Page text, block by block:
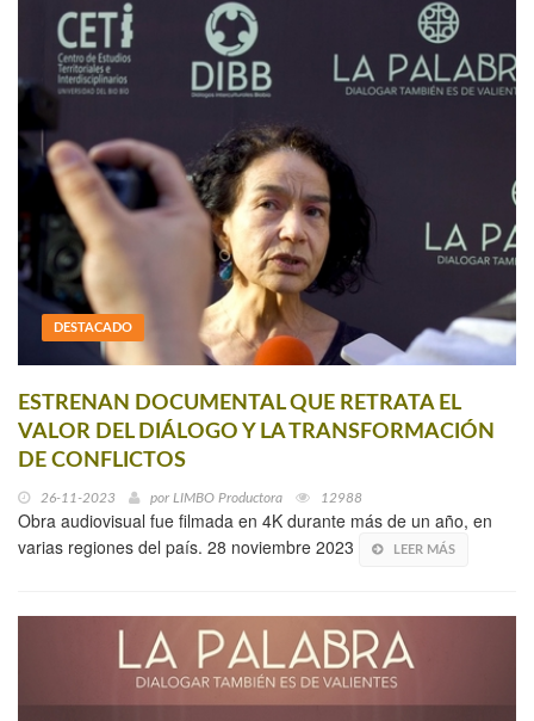
DESTACADO
ESTRENAN DOCUMENTAL QUE RETRATA EL
VALOR DEL DIÁLOGO Y LA TRANSFORMACIÓN
DE CONFLICTOS
26-11-2023 por LIMBO Productora 12988
Obra audiovisual fue filmada en 4K durante más de un año, en
varias regiones del país. 28 noviembre 2023
LEER MÁS